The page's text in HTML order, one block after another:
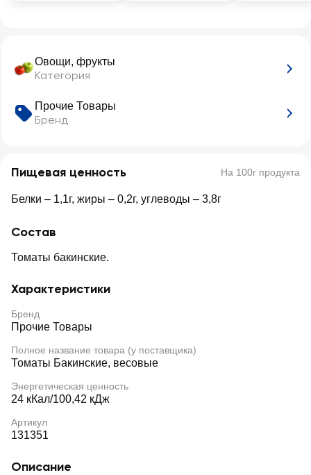
Овощи, фрукты
Категория
Прочие Товары
Бренд
Пищевая ценность На 100г продукта
Белки – 1,1г, жиры – 0,2г, углеводы – 3,8г
Состав
Томаты бакинские.
Характеристики
Бренд
Прочие Товары
Полное название товара (у поставщика)
Томаты Бакинские, весовые
Энергетическая ценность
24 кКал/100,42 кДж
Артикул
131351
Описание